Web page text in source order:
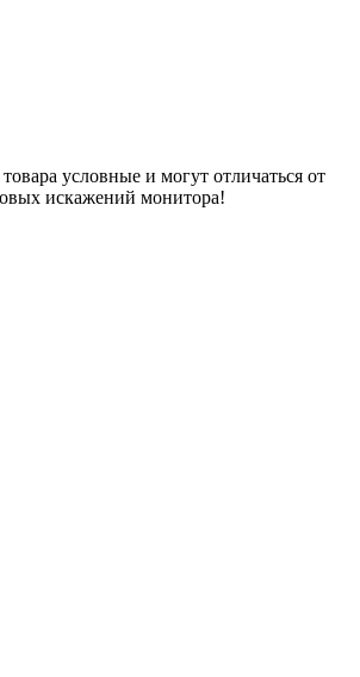
условные и могут отличаться от
искажений монитора!